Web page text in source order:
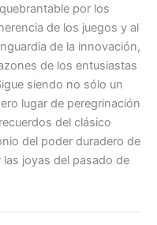
por los
de los juegos y al
de la innovación,
de los entusiastas
siendo no sólo un
lugar de peregrinación
del clásico
del poder duradero de
joyas del pasado de